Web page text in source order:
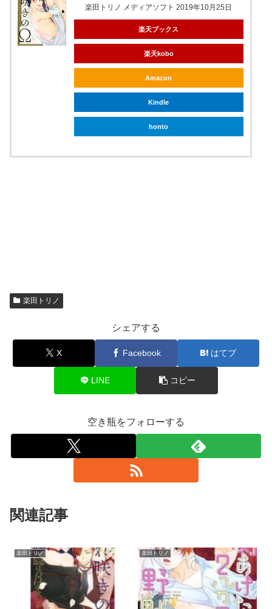
楽田トリノ メディアソフト 2019年10月25日
楽天ブックス
楽天kobo
Amazon
Kindle
honto
楽田トリノ
シェアする
X Facebook はてブ
LINE コピー
空き瓶をフォローする
関連記事
楽田トリノ 楽田トリノ